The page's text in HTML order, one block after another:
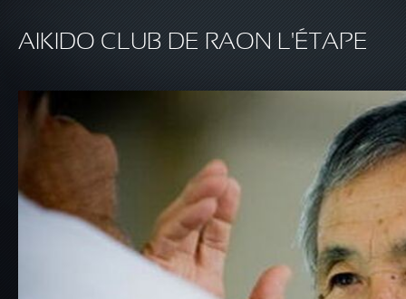
AIKIDO CLUB DE RAON L'ÉTAPE